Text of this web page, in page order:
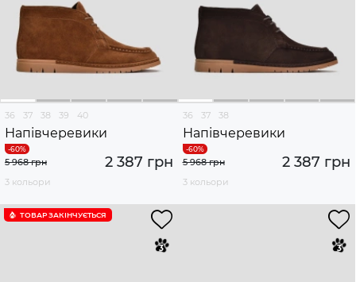
36 37 38 39 40
Напівчеревики
2 387 грн
5 968 грн
3 кольори
36 37 38
Напівчеревики
2 387 грн
5 968 грн
3 кольори
ТОВАР ЗАКІНЧУЄTЬСЯ